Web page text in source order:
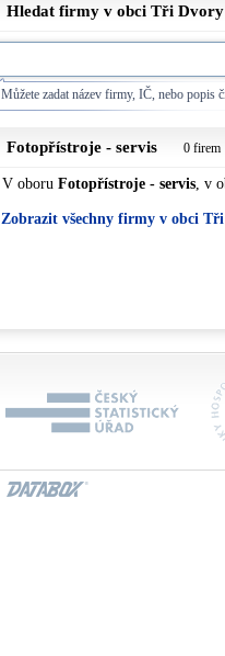
Hledat firmy v obci Tři Dvory
Můžete zadat název firmy, IČ, nebo popis
Fotopřístroje - servis 0 firem
V oboru Fotopřístroje - servis, v
Zobrazit všechny firmy v obci